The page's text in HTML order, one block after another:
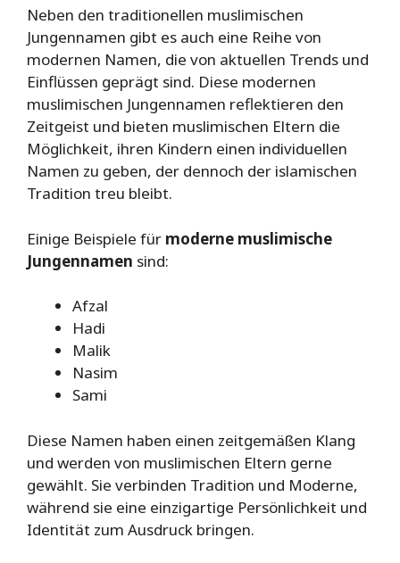
Neben den traditionellen muslimischen
Jungennamen gibt es auch eine Reihe von
modernen Namen, die von aktuellen Trends und
Einflüssen geprägt sind. Diese modernen
muslimischen Jungennamen reflektieren den
Zeitgeist und bieten muslimischen Eltern die
Möglichkeit, ihren Kindern einen individuellen
Namen zu geben, der dennoch der islamischen
Tradition treu bleibt.
Einige Beispiele für moderne muslimische
Jungennamen sind:
Afzal
Hadi
Malik
Nasim
Sami
Diese Namen haben einen zeitgemäßen Klang
und werden von muslimischen Eltern gerne
gewählt. Sie verbinden Tradition und Moderne,
während sie eine einzigartige Persönlichkeit und
Identität zum Ausdruck bringen.